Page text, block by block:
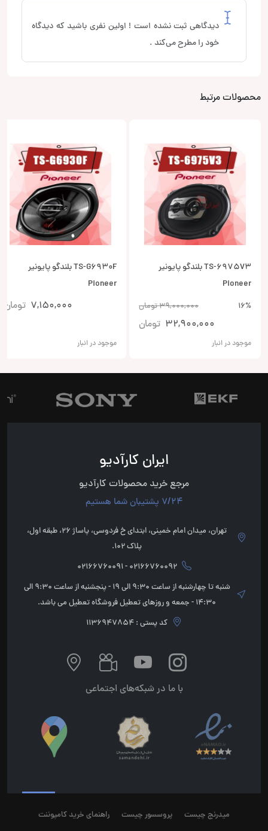
دیدگاهی ثبت نشده است ! اولین نفری باشید که دیدگاه
خود را مطرح می‌کند .
محصولات مرتبط
TS-6975V3 بلندگو پایونیر
Pioneer
16%
39,000,000تومان
32,900,000 تومان
موجود در انبار
TS-G6930F بلندگو پایونیر
Pioneer
7,150,000 تومان
موجود در انبار
ایران کارآدیو
مرجع خرید محصولات کارآدیو
7/24 پشتیبان شما هستیم
تهران، میدان امام خمینی، ابتدای خ فردوسی، پاساژ 26، طبقه اول،
پلاک 102.
02166760092 - 02166760091
شنبه تا چهارشنبه از ساعت 9:30 الی 19 - پنجشنبه از ساعت 9:30 الی
14:30 - جمعه و روزهای تعطیل فروشگاه تعطیل می باشد.
کد پستی : 1136947854
با ما در شبکه‌های اجتماعی
میدرنج چیست پروسسور چیست راهنمای خرید کامپوننت